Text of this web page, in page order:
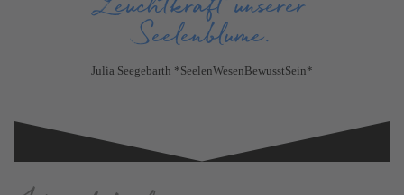
Seelenblume.
Julia Seegebarth *SeelenWesenBewusstSein*